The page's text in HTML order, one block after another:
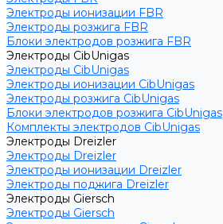
Электроды ионизации FBR
Электроды розжига FBR
Блоки электродов розжига FBR
Электроды CibUnigas
Электроды CibUnigas
Электроды ионизации CibUnigas
Электроды розжига CibUnigas
Блоки электродов розжига CibUnigas
Комплекты электродов CibUnigas
Электроды Dreizler
Электроды Dreizler
Электроды ионизации Dreizler
Электроды поджига Dreizler
Электроды Giersch
Электроды Giersch